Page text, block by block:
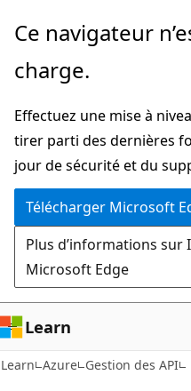
Passer
directement
au
principal
Ce navigateur
charge.
Effectuez une mise à
tirer parti des dernières
jour de sécurité et du
Télécharger Microsoft
Plus d’informations
Microsoft Edge
Learn
Learn Azure Gestion des API